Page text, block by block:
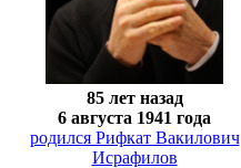
85 лет назад
6 августа 1941 года
родился Рифкат Вакилович
Исрафилов